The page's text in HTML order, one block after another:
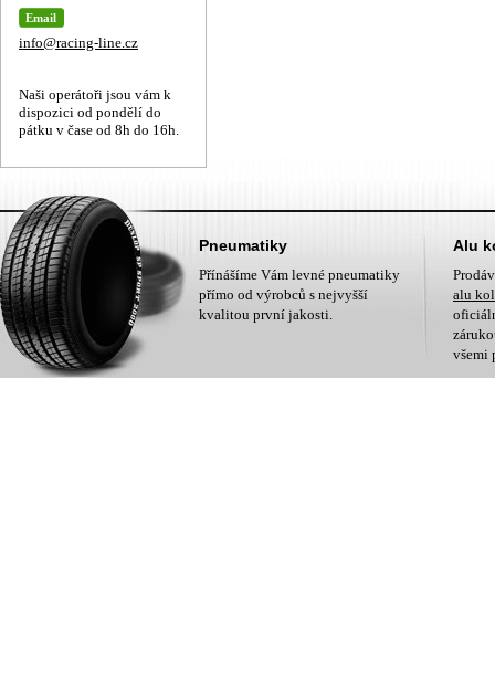
Email
info@racing-line.cz
Naši operátoři jsou vám k
dispozici od pondělí do
pátku v čase od 8h do 16h.
Pneumatiky
Přínášíme Vám levné pneumatiky
přímo od výrobců s nejvyšší
kvalitou první jakosti.
Alu
alu
všemi